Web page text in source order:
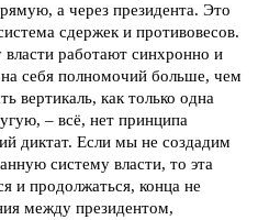
а через президента. Это
сдержек и противовесов.
работают синхронно и
себя полномочий больше, чем
вертикаль, как только одна
– всё, нет принципа
диктат. Если мы не создадим
систему власти, то эта
и продолжаться, конца не
между президентом,